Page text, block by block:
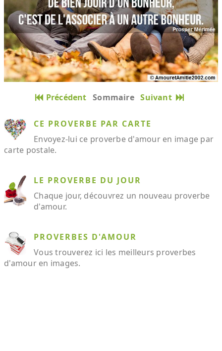
Précédent Sommaire Suivant
CE PROVERBE PAR CARTE
Envoyez-lui ce proverbe d'amour en image par
carte postale.
LE PROVERBE DU JOUR
Chaque jour, découvrez un nouveau proverbe
d'amour.
PROVERBES D'AMOUR
Vous trouverez ici les meilleurs proverbes
d'amour en images.